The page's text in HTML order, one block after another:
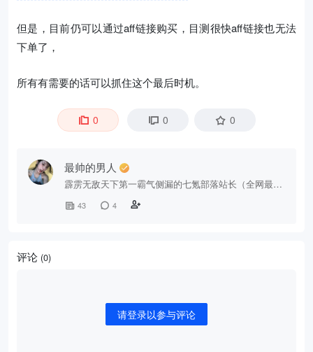
但是，目前仍可以通过aff链接购买，目测很快aff链接也无法
下单了，
所有有需要的话可以抓住这个最后时机。
0 0 0
最帅的男人
霹雳无敌天下第一霸气侧漏的七氪部落站长（全网最帅
的男人没有之一）
43 4
评论 (0)
请登录以参与评论